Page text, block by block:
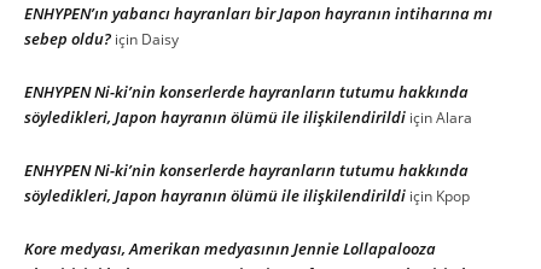
ENHYPEN’ın yabancı hayranları bir Japon hayranın intiharına mı
sebep oldu? için Daisy
ENHYPEN Ni-ki’nin konserlerde hayranların tutumu hakkında
söyledikleri, Japon hayranın ölümü ile ilişkilendirildi içinAlara
ENHYPEN Ni-ki’nin konserlerde hayranların tutumu hakkında
söyledikleri, Japon hayranın ölümü ile ilişkilendirildi için Kpop
Kore medyası, Amerikan medyasının Jennie Lollapalooza